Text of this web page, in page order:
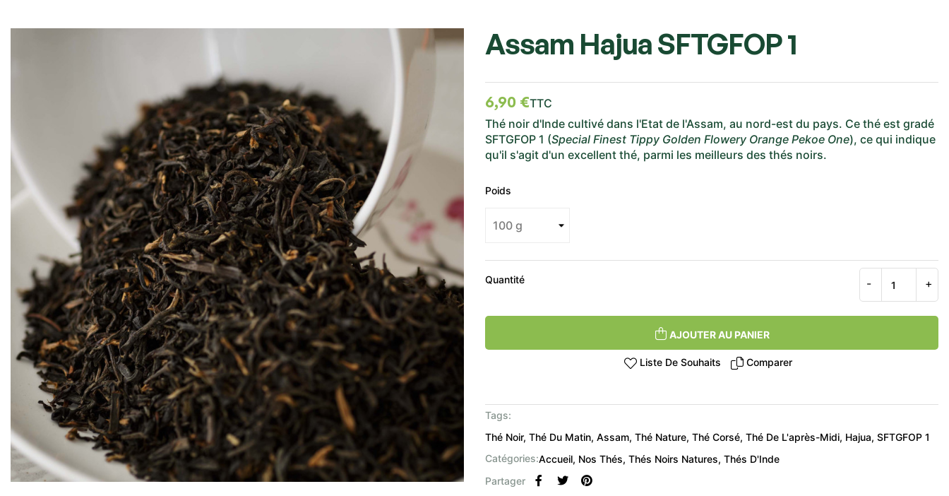
Assam Hajua SFTGFOP 1
6,90 €TTC
Thé noir d'Inde cultivé dans l'Etat de l'Assam, au nord-est du pays. Ce thé est gradé
SFTGFOP 1 (Special Finest Tippy Golden Flowery Orange Pekoe One), ce qui indique
qu'il s'agit d'un excellent thé, parmi les meilleurs des thés noirs.
Poids
Quantité
AJOUTER AU PANIER
Liste De Souhaits Comparer
Tags:
Thé Noir Thé Du Matin Assam Thé Nature Thé Corsé Thé De L'après-Midi Hajua SFTGFOP 1
Catégories:Accueil Nos Thés Thés Noirs Natures Thés D'Inde
Partager